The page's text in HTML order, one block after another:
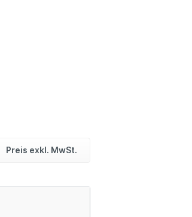
Preis exkl. MwSt.